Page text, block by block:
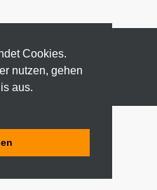
Cookies.
nutzen, gehen
aus.VORBEHALTEN